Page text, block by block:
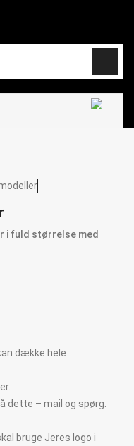
i fuld størrelse med
dække hele
dette – mail og spørg.
bruge Jeres logo i